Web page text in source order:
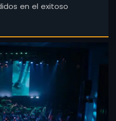
en el exitoso